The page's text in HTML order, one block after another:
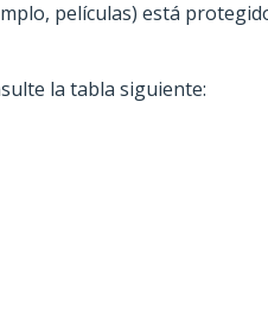
películas) está
la tabla siguiente: